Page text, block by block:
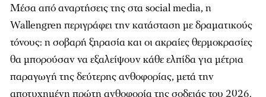
Μέσα από αναρτήσεις της στα social media, η
Wallengren περιγράφει την κατάσταση με δραματικούς
τόνους: η σοβαρή ξηρασία και οι ακραίες θερμοκρασίες
θα μπορούσαν να εξαλείψουν κάθε ελπίδα για μέτρια
παραγωγή της δεύτερης ανθοφορίας, μετά την
αποτυχημένη πρώτη ανθοφορία της σοδειάς του 2026.